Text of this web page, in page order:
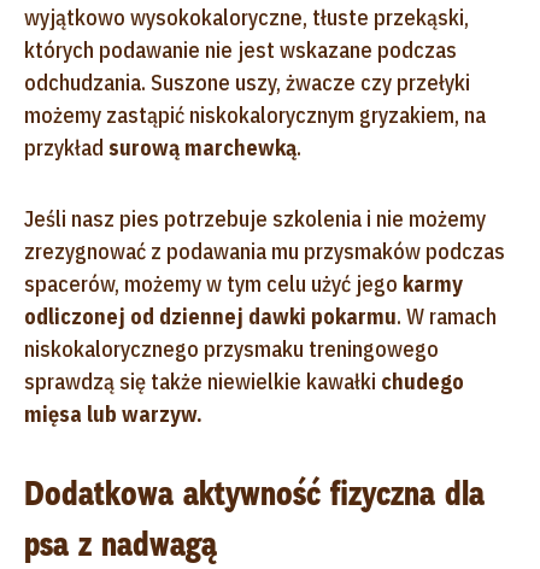
wyjątkowo wysokokaloryczne, tłuste przekąski,
których podawanie nie jest wskazane podczas
odchudzania. Suszone uszy, żwacze czy przełyki
możemy zastąpić niskokalorycznym gryzakiem, na
przykład surową marchewką.
Jeśli nasz pies potrzebuje szkolenia i nie możemy
zrezygnować z podawania mu przysmaków podczas
spacerów, możemy w tym celu użyć jego karmy
odliczonej od dziennej dawki pokarmu. W ramach
niskokalorycznego przysmaku treningowego
sprawdzą się także niewielkie kawałki chudego
mięsa lub warzyw.
Dodatkowa aktywność fizyczna dla
psa z nadwagą